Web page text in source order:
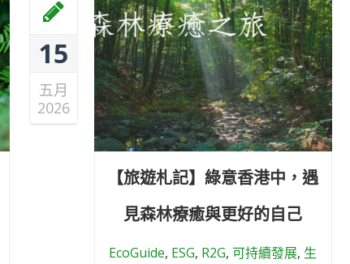
15
五月
2026
【旅遊札記】綠意香港中，遇
見森林療癒與更好的自己
EcoGuide, ESG, R2G,可持續發展, 生